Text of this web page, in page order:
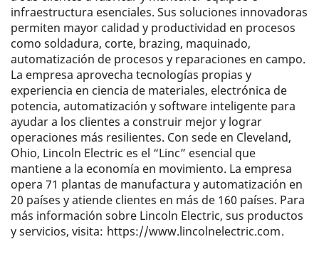
infraestructura esenciales. Sus soluciones innovadoras
permiten mayor calidad y productividad en procesos
como soldadura, corte, brazing, maquinado,
automatización de procesos y reparaciones en campo.
La empresa aprovecha tecnologías propias y
experiencia en ciencia de materiales, electrónica de
potencia, automatización y software inteligente para
ayudar a los clientes a construir mejor y lograr
operaciones más resilientes. Con sede en Cleveland,
Ohio, Lincoln Electric es el “Linc” esencial que
mantiene a la economía en movimiento. La empresa
opera 71 plantas de manufactura y automatización en
20 países y atiende clientes en más de 160 países. Para
más información sobre Lincoln Electric, sus productos
y servicios, visita: https://www.lincolnelectric.com.